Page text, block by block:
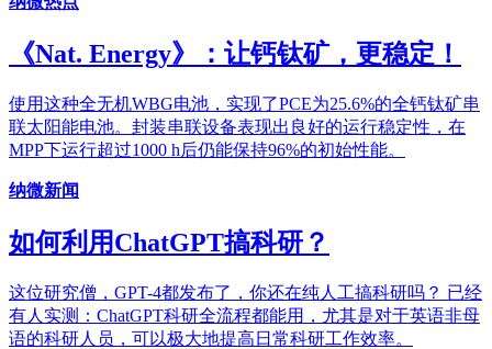
《Nat. Energy》：让钙钛矿，更稳定！
使用这种全无机WBG电池，实现了PCE为25.6%的全钙钛矿串
联太阳能电池。封装串联设备表现出良好的运行稳定性，在
MPP下运行超过1000 h后仍能保持96%的初始性能。
纳微新闻
如何利用ChatGPT搞科研？
这位研究僧，GPT-4都发布了，你还在纯人工搞科研吗？ 已经
有人实测：ChatGPT科研全流程都能用，尤其是对于英语非母
语的科研人员，可以极大地提高日常科研工作效率。